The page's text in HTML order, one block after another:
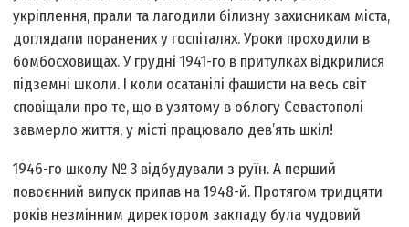
укріплення, прали та лагодили білизну захисникам міста,
доглядали поранених у госпіталях. Уроки проходили в
бомбосховищах. У грудні 1941-го в притулках відкрилися
підземні школи. І коли осатанілі фашисти на весь світ
сповіщали про те, що в узятому в облогу Севастополі
завмерло життя, у місті працювало дев’ять шкіл!
1946-го школу № 3 відбудували з руїн. А перший
повоєнний випуск припав на 1948-й. Протягом тридцяти
років незмінним директором закладу була чудовий